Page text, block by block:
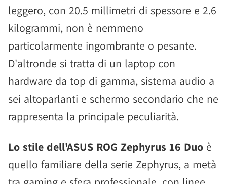
leggero, con 20.5 millimetri di spessore e 2.6
kilogrammi, non è nemmeno
particolarmente ingombrante o pesante.
D'altronde si tratta di un laptop con
hardware da top di gamma, sistema audio a
sei altoparlanti e schermo secondario che ne
rappresenta la principale peculiarità.
Lo stile dell'ASUS ROG Zephyrus 16 Duo è
quello familiare della serie Zephyrus, a metà